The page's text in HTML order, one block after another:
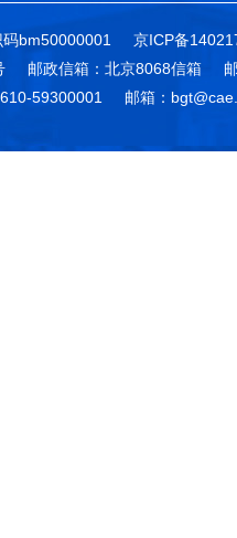
bm50000001
京ICP备
邮政信箱：北京8068信箱
59300001 邮箱：